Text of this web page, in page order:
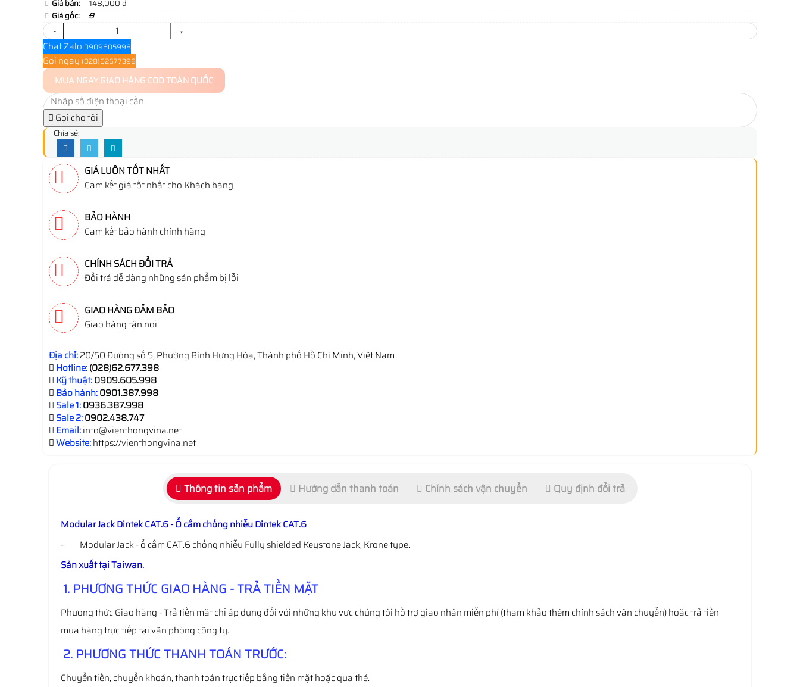
Giá bán:
148,000 đ
Giá gốc:
0
-
+
Chat Zalo 0909605998
Gọi ngay (028)62677398
MUA NGAYGIAO HÀNG COD TOÀN QUỐC
Gọi cho tôi
Chia sẻ:
GIÁ LUÔN TỐT NHẤT
Cam kết giá tốt nhất cho Khách hàng
BẢO HÀNH
Cam kết bảo hành chính hãng
CHÍNH SÁCH ĐỔI TRẢ
Đổi trả dễ dàng những sản phẩm bị lỗi
GIAO HÀNG ĐẢM BẢO
Giao hàng tận nơi
Địa chỉ:20/50 Đường số 5, Phường Bình Hưng Hòa, Thành phố Hồ Chí Minh, Việt Nam
Hotline:(028)62.677.398
Kỹ thuật:0909.605.998
Bảo hành:0901.387.998
Sale 1:0936.387.998
Sale 2:0902.438.747
Email:info@vienthongvina.net
Website:https://vienthongvina.net
Thông tin sản phẩm Hướng dẫn thanh toán Chính sách vận chuyển Quy định đổi trả
Modular Jack Dintek CAT.6 - Ổ cắm chống nhiễu Dintek CAT.6
- Modular Jack - ổ cắm CAT.6 chống nhiễu Fully shielded Keystone Jack, Krone type.
Sản xuất tại Taiwan.
1. PHƯƠNG THỨC GIAO HÀNG - TRẢ TIỀN MẶT
Phương thức Giao hàng - Trả tiền mặt chỉ áp dụng đối với những khu vực chúng tôi hỗ trợ giao nhận miễn phí (tham khảo thêm chính sách vận chuyển) hoặc trả tiền
mua hàng trực tiếp tại văn phòng công ty.
2. PHƯƠNG THỨC THANH TOÁN TRƯỚC:
Chuyển tiền, chuyển khoản, thanh toán trực tiếp bằng tiền mặt hoặc qua thẻ.